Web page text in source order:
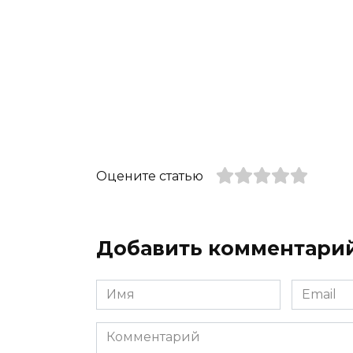
Оцените статью
Добавить
Имя
*
Email
*
Комментарий